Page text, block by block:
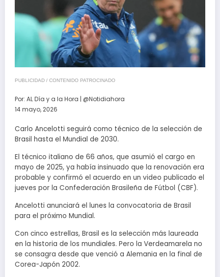
PUBLICIDAD / CONTENIDO PATROCINADO
Por: AL Día y a la Hora | @Notidiahora
14 mayo, 2026
Carlo Ancelotti seguirá como técnico de la selección de
Brasil hasta el Mundial de 2030.
El técnico italiano de 66 años, que asumió el cargo en
mayo de 2025, ya había insinuado que la renovación era
probable y confirmó el acuerdo en un video publicado el
jueves por la Confederación Brasileña de Fútbol (CBF).
Ancelotti anunciará el lunes la convocatoria de Brasil
para el próximo Mundial.
Con cinco estrellas, Brasil es la selección más laureada
en la historia de los mundiales. Pero la Verdeamarela no
se consagra desde que venció a Alemania en la final de
Corea-Japón 2002.